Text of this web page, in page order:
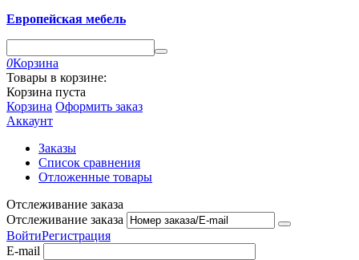
Европейская мебель
0Корзина
Товары в корзине:
Корзина пуста
Корзина Оформить заказ
Аккаунт
Заказы
Список сравнения
Отложенные товары
Отслеживание заказа
Отслеживание заказа
ВойтиРегистрация
E-mail